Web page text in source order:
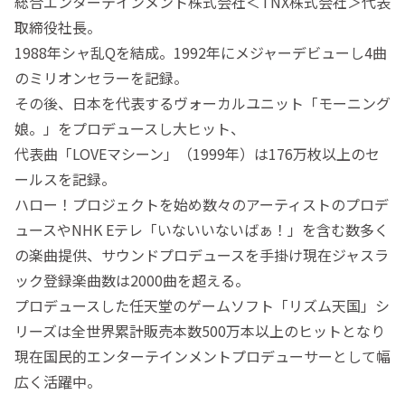
取締役社長。
1988年シャ乱Qを結成。1992年にメジャーデビューし4曲
のミリオンセラーを記録。
その後、日本を代表するヴォーカルユニット「モーニング
娘。」をプロデュースし大ヒット、
代表曲「LOVEマシーン」（1999年）は176万枚以上のセ
ールスを記録。
ハロー！プロジェクトを始め数々のアーティストのプロデ
ュースやNHK Eテレ「いないいないばぁ！」を含む数多く
の楽曲提供、サウンドプロデュースを手掛け現在ジャスラ
ック登録楽曲数は2000曲を超える。
プロデュースした任天堂のゲームソフト「リズム天国」シ
リーズは全世界累計販売本数500万本以上のヒットとなり
現在国民的エンターテインメントプロデューサーとして幅
広く活躍中。